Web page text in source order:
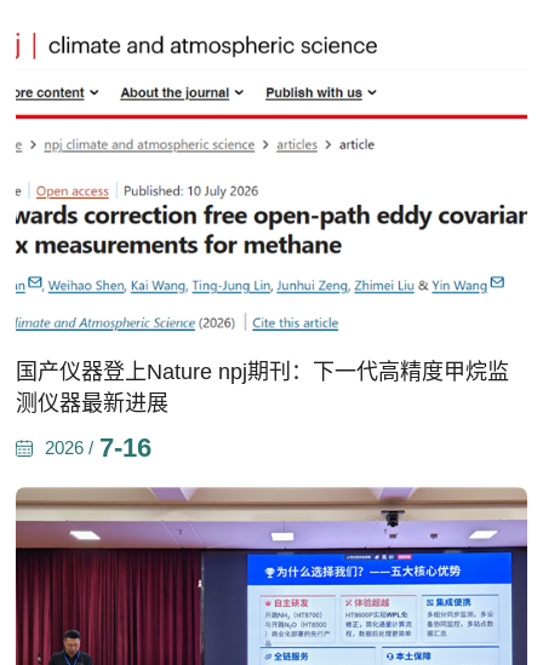
国产仪器登上Nature npj期刊：下一代高精度甲烷监
测仪器最新进展
2026 / 7-16